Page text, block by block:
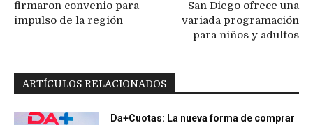
firmaron convenio para
impulso de la región
San Diego ofrece una
variada programación
para niños y adultos
ARTÍCULOS RELACIONADOS
Da+Cuotas: La nueva forma de comprar